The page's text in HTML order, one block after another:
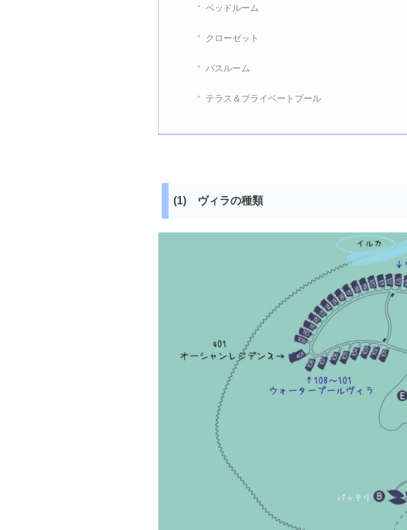
ベッドルーム
クローゼット
バスルーム
テラス＆プライベートプール
(1) ヴィラの種類